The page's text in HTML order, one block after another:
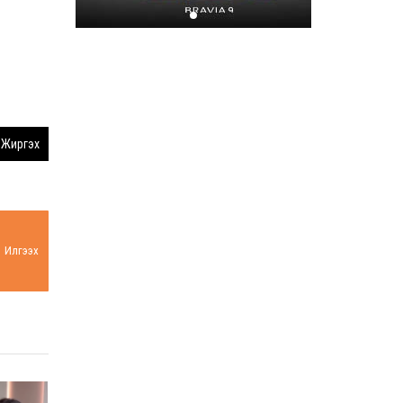
Жиргэх
Илгээх
Хором бүр усаа